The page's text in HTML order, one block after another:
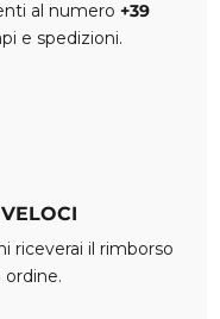
al numero +39
e spedizioni.
riceverai il rimborso